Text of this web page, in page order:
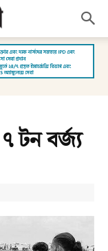
টন বর্জ্য